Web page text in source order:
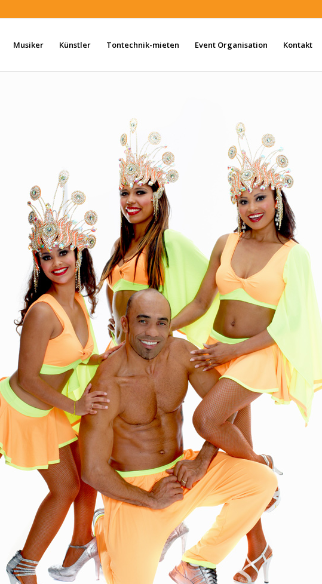
Musiker Künstler Tontechnik-mieten Event Organisation Kontakt